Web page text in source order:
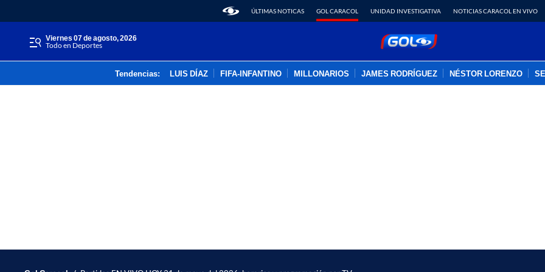
ÚLTIMAS NOTICAS GOL CARACOL UNIDAD INVESTIGATIVA NOTICIAS CARACOL EN VIVO
viernes 07 de agosto, 2026
Todo en Deportes
Tendencias: LUIS DÍAZ FIFA-INFANTINO MILLONARIOS JAMES RODRÍGUEZ NÉSTOR LORENZO